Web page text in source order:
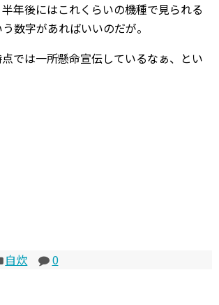
年後にはこれくらいの機種で見られる
数字があればいいのだが。
では一所懸命宣伝しているなぁ、とい
自炊
0